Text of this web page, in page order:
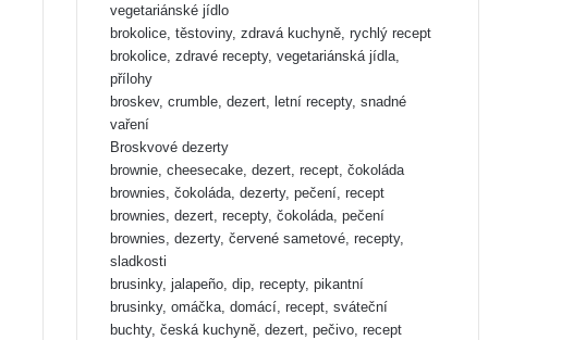
vegetariánské jídlo
brokolice, těstoviny, zdravá kuchyně, rychlý recept
brokolice, zdravé recepty, vegetariánská jídla,
přílohy
broskev, crumble, dezert, letní recepty, snadné
vaření
Broskvové dezerty
brownie, cheesecake, dezert, recept, čokoláda
brownies, čokoláda, dezerty, pečení, recept
brownies, dezert, recepty, čokoláda, pečení
brownies, dezerty, červené sametové, recepty,
sladkosti
brusinky, jalapeño, dip, recepty, pikantní
brusinky, omáčka, domácí, recept, sváteční
buchty, česká kuchyně, dezert, pečivo, recept